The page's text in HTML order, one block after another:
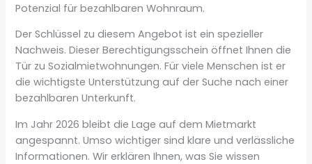
Potenzial für bezahlbaren Wohnraum.
Der Schlüssel zu diesem Angebot ist ein spezieller
Nachweis. Dieser Berechtigungsschein öffnet Ihnen die
Tür zu Sozialmietwohnungen. Für viele Menschen ist er
die wichtigste Unterstützung auf der Suche nach einer
bezahlbaren Unterkunft.
Im Jahr 2026 bleibt die Lage auf dem Mietmarkt
angespannt. Umso wichtiger sind klare und verlässliche
Informationen. Wir erklären Ihnen, was Sie wissen